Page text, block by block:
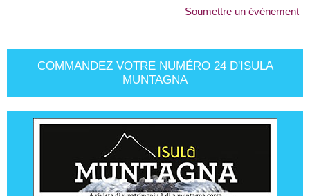
Soumettre un événement
COMMANDEZ VOTRE NUMÉRO 24 D'ISULA
MUNTAGNA